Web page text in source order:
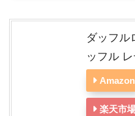
ダッフル
ッフル
Amazon
楽天市